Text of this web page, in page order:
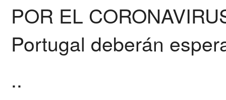
POR EL
Portugal deberán
..